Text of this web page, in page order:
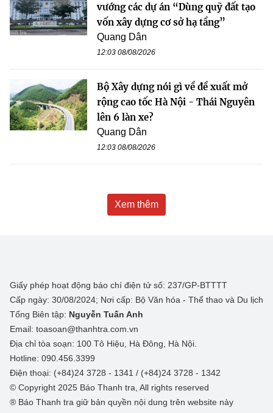
vướng các dự án “Dùng quỹ đất tạo
vốn xây dựng cơ sở hạ tầng”
Quang Dân
12:03 08/08/2026
Bộ Xây dựng nói gì về đề xuất mở
rộng cao tốc Hà Nội - Thái Nguyên
lên 6 làn xe?
Quang Dân
12:03 08/08/2026
Xem thêm
Giấy phép hoạt động báo chí điện tử số: 237/GP-BTTTT
Cấp ngày: 30/08/2024; Nơi cấp: Bộ Văn hóa - Thể thao và Du lịch
Tổng Biên tập: Nguyễn Tuấn Anh
Email: toasoan@thanhtra.com.vn
Địa chỉ tòa soạn: 100 Tô Hiệu, Hà Đông, Hà Nội.
Hotline: 090.456.3399
Điện thoại: (+84)24 3728 - 1341 / (+84)24 3728 - 1342
© Copyright 2025 Báo Thanh tra, All rights reserved
® Báo Thanh tra giữ bản quyền nội dung trên website này